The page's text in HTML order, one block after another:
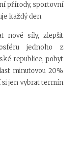
přírody, sportovní
každý den.
nové síly, zlepšit
jednoho z
republice, pobyt
minutovou 20%
si jen vybrat termín